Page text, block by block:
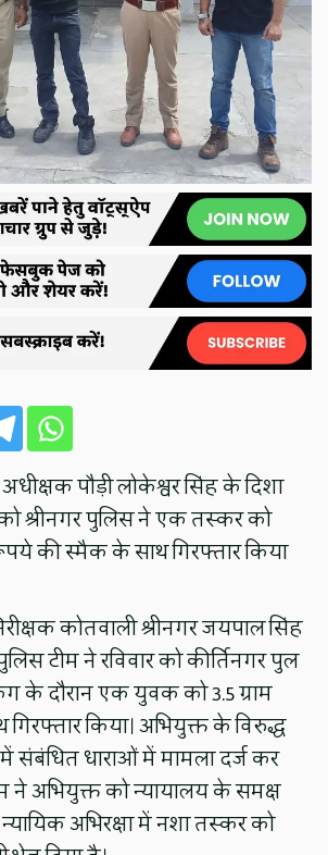
अधीक्षक पौड़ी लोकेश्वर सिंह के दिशा
को श्रीनगर पुलिस ने एक तस्कर को
की स्मैक के साथ गिरफ्तार किया
कोतवाली श्रीनगर जयपाल सिंह
टीम ने रविवार को कीर्तिनगर पुल
के दौरान एक युवक को 3.5 ग्राम
किया। अभियुक्त के विरुद्ध
संबंधित धाराओं में मामला दर्ज कर
ने अभियुक्त को न्यायालय के समक्ष
अभिरक्षा में नशा तस्कर को